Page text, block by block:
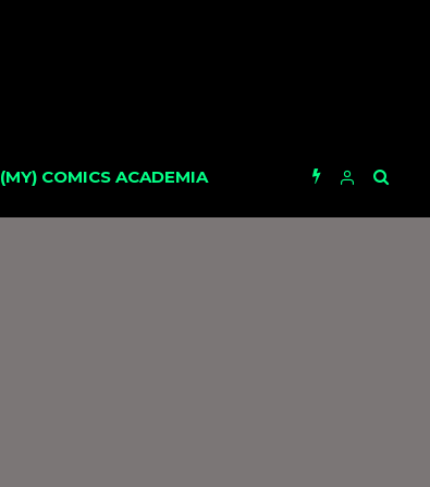
(MY) COMICS ACADEMIA